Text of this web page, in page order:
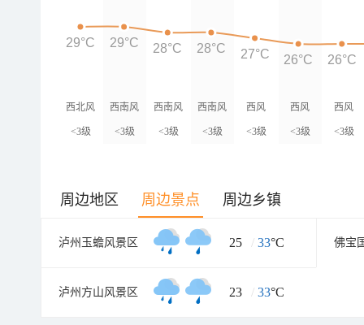
西北风
<3级
西南风
<3级
西南风
<3级
西南风
<3级
西风
<3级
西风
<3级
西风
<3级
29°C 29°C 28°C 28°C 27°C 26°C 26°C
周边地区 周边景点 周边乡镇
泸州玉蟾风景区 25 / 33°C 佛宝
泸州方山风景区 23 / 33°C